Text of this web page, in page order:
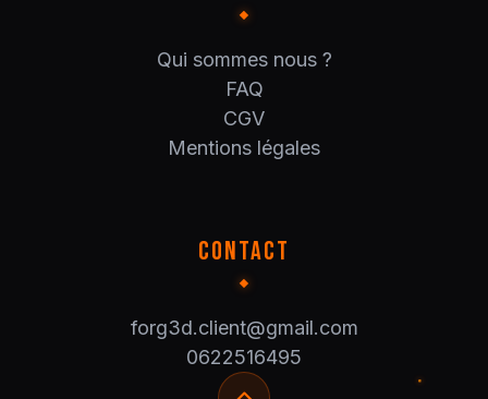
Qui sommes nous ?
FAQ
CGV
Mentions légales
CONTACT
forg3d.client@gmail.com
0622516495